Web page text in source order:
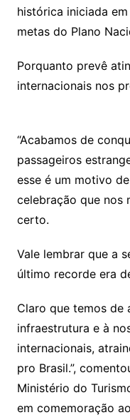
histórica iniciada
metas do Plano
Porquanto prevê
internacionais nos
“Acabamos de
passageiros
esse é um motivo
celebração que nos
certo.
Vale lembrar que a
último recorde era
Claro que temos de
infraestrutura e à
internacionais,
pro Brasil.”,
Ministério do
em comemoração